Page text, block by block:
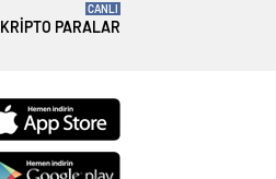
KRIPTO PARALAR
CANLI